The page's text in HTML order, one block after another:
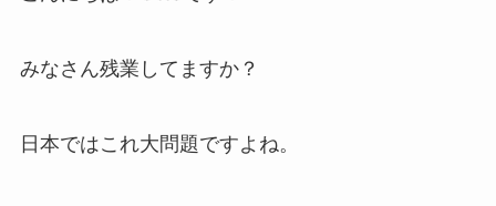
みなさん残業してますか？
日本ではこれ大問題ですよね。